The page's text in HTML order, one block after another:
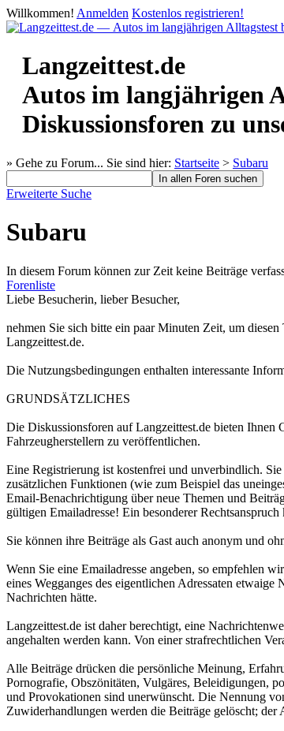
Willkommen! Anmelden Kostenlos registrieren!
Langzeittest.de
Autos im langjährigen
Diskussionsforen zu
» Gehe zu Forum... Sie sind hier: Startseite > Subaru
Erweiterte Suche
Subaru
In diesem Forum können zur Zeit keine Beiträge
Forenliste
Liebe Besucherin, lieber Besucher,
nehmen Sie sich bitte ein paar Minuten Zeit, um
Langzeittest.de.
Die Nutzungsbedingungen enthalten interessante
GRUNDSÄTZLICHES
Die Diskussionsforen auf Langzeittest.de bieten Ihnen
Fahrzeugherstellern zu veröffentlichen.
Eine Registrierung ist kostenfrei und unverbindlich.
zusätzlichen Funktionen (wie zum Beispiel das
Email-Benachrichtigung über neue Themen und
gültigen Emailadresse! Ein besonderer
Sie können ihre Beiträge als Gast auch anonym und
Wenn Sie eine Emailadresse angeben, so empfehlen
eines Wegganges des eigentlichen Adressaten
Nachrichten hätte.
Langzeittest.de ist daher berechtigt, eine
angehalten werden kann. Von einer strafrechtlichen
Alle Beiträge drücken die persönliche Meinung,
Pornografie, Obszönitäten, Vulgäres, Beleidigungen,
und Provokationen sind unerwünscht. Die Nennung
Zuwiderhandlungen werden die Beiträge gelöscht;